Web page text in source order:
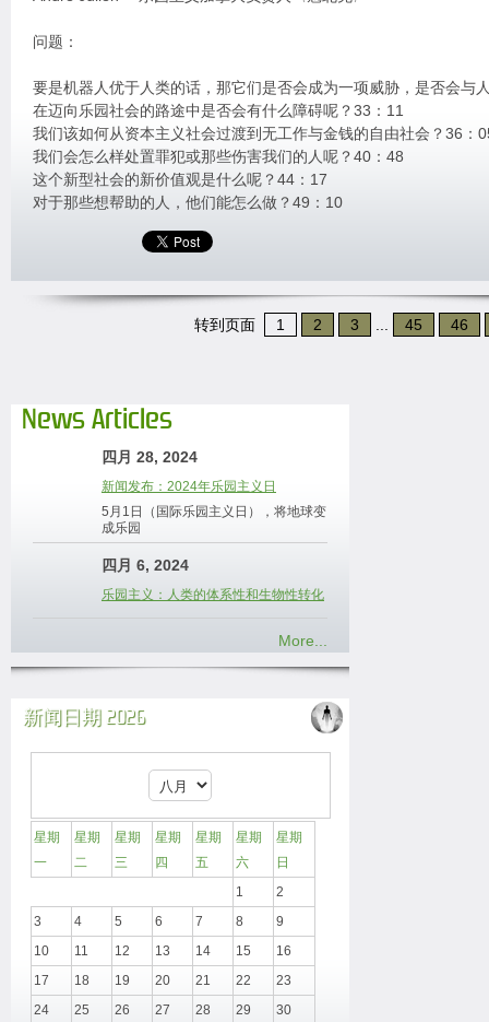
问题：
要是机器人优于人类的话，那它们是否会成为一项威胁，是否会与
在迈向乐园社会的路途中是否会有什么障碍呢？33：11
我们该如何从资本主义社会过渡到无工作与金钱的自由社会？36：
我们会怎么样处置罪犯或那些伤害我们的人呢？40：48
这个新型社会的新价值观是什么呢？44：17
对于那些想帮助的人，他们能怎么做？49：10
转到页面 1 2 3 45 46
News Articles
四月 28, 2024
新闻发布：2024年乐园主义日
5月1日（国际乐园主义日），将地球变
成乐园
四月 6, 2024
乐园主义：人类的体系性和生物性转化
More...
新闻日期 2026
星期
一
星期
二
星期
三
星期
四
星期
五
星期
六
星期
日
1
2
3
4 5 6 7 8
9
10
11 12 13 14 15
16
17
18 19 20 21 22
23
24
25 26 27 28 29
30